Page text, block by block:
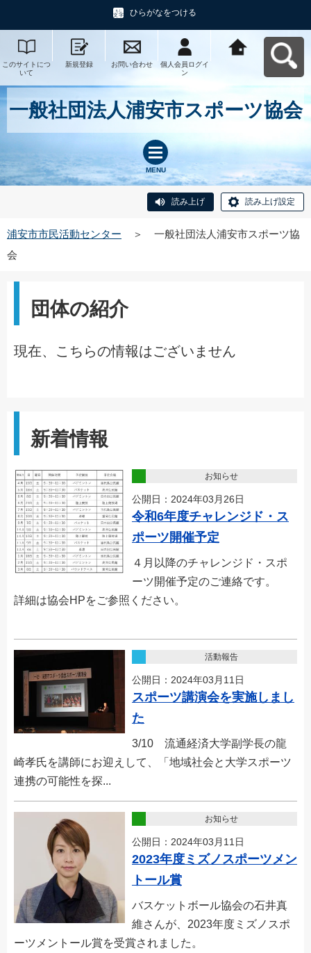
ひらがなをつける
このサイトにつ
いて
新規登録 お問い合わせ
個人会員ログイ
ン
一般社団法人浦安市スポーツ協会
MENU
読み上げ 読み上げ設定
浦安市市民活動センター ＞
一般社団法人浦安市スポーツ協
会
団体の紹介
現在、こちらの情報はございません
新着情報
お知らせ
公開日：2024年03月26日
令和6年度チャレンジド・ス
ポーツ開催予定
４月以降のチャレンジド・スポ
ーツ開催予定のご連絡です。
詳細は協会HPをご参照ください。
活動報告
公開日：2024年03月11日
スポーツ講演会を実施しまし
た
3/10 流通経済大学副学長の龍
崎孝氏を講師にお迎えして、「地域社会と大学 スポーツ
連携の可能性を探...
お知らせ
公開日：2024年03月11日
2023年度ミズノスポーツメン
トール賞
バスケットボール協会の石井真
維さんが、2023年度ミズノスポ
ーツメントール賞を受賞されました。